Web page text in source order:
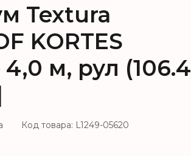
Textura
KORTES
м, рул (106.4
Код товара: L1249-05620